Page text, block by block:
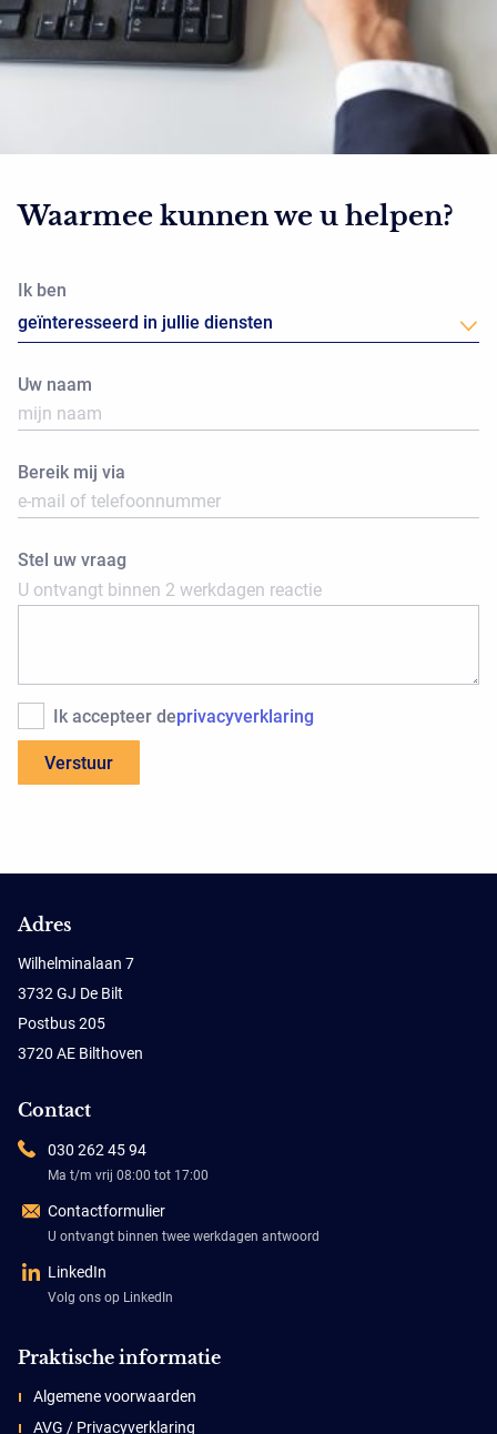
Waarmee kunnen we u helpen?
Ik ben
Uw naam
Bereik mij via
Stel uw vraag
U ontvangt binnen 2 werkdagen reactie
Ik accepteer deprivacyverklaring
Adres
Wilhelminalaan 7
3732 GJ De Bilt
Postbus 205
3720 AE Bilthoven
Contact
030 262 45 94
Ma t/m vrij 08:00 tot 17:00
Contactformulier
U ontvangt binnen twee werkdagen antwoord
LinkedIn
Volg ons op LinkedIn
Praktische informatie
Algemene voorwaarden
AVG / Privacyverklaring